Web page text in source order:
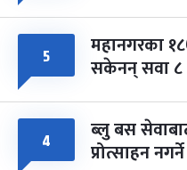
५ महानगरका
सकेनन् सवा ८
४ ब्लु बस
प्रोत्साहन